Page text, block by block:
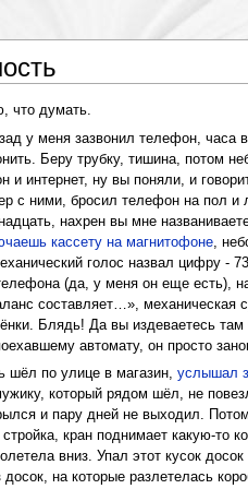
что думать.
у меня зазвонил телефон, часа
Беру трубку, тишина, потом
и интернет, ну вы поняли, и
с ними, бросил телефон на пол и
нахрен вы мне
кассету на магнитофоне,
голос назвал цифру -
(да, у меня он еще есть),
составляет…», механическая
Блядь! Да вы издеваетесь
автомату, он просто
шёл по улице в магазин, услышал
который рядом шёл, не
и пару дней не выходил.
стройка, кран поднимает какую-
вниз. Упал этот кусок
досок, на которые разлетелась